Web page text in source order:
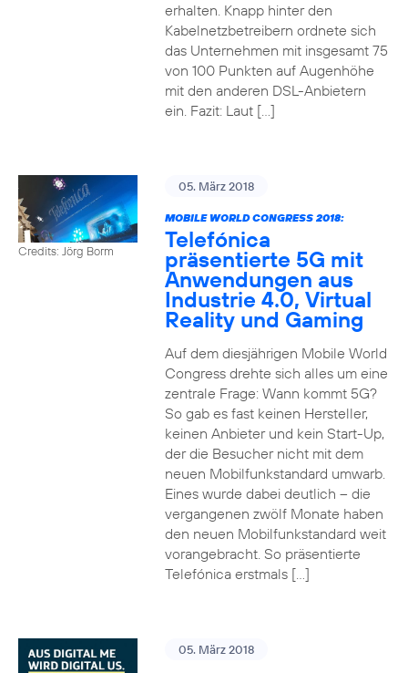
erhalten. Knapp hinter den
Kabelnetzbetreibern ordnete sich
das Unternehmen mit insgesamt 75
von 100 Punkten auf Augenhöhe
mit den anderen DSL-Anbietern
ein. Fazit: Laut […]
Credits: Jörg Borm
05. März 2018
MOBILE WORLD CONGRESS 2018:
Telefónica
präsentierte 5G mit
Anwendungen aus
Industrie 4.0, Virtual
Reality und Gaming
Auf dem diesjährigen Mobile World
Congress drehte sich alles um eine
zentrale Frage: Wann kommt 5G?
So gab es fast keinen Hersteller,
keinen Anbieter und kein Start-Up,
der die Besucher nicht mit dem
neuen Mobilfunkstandard umwarb.
Eines wurde dabei deutlich – die
vergangenen zwölf Monate haben
den neuen Mobilfunkstandard weit
vorangebracht. So präsentierte
Telefónica erstmals […]
05. März 2018